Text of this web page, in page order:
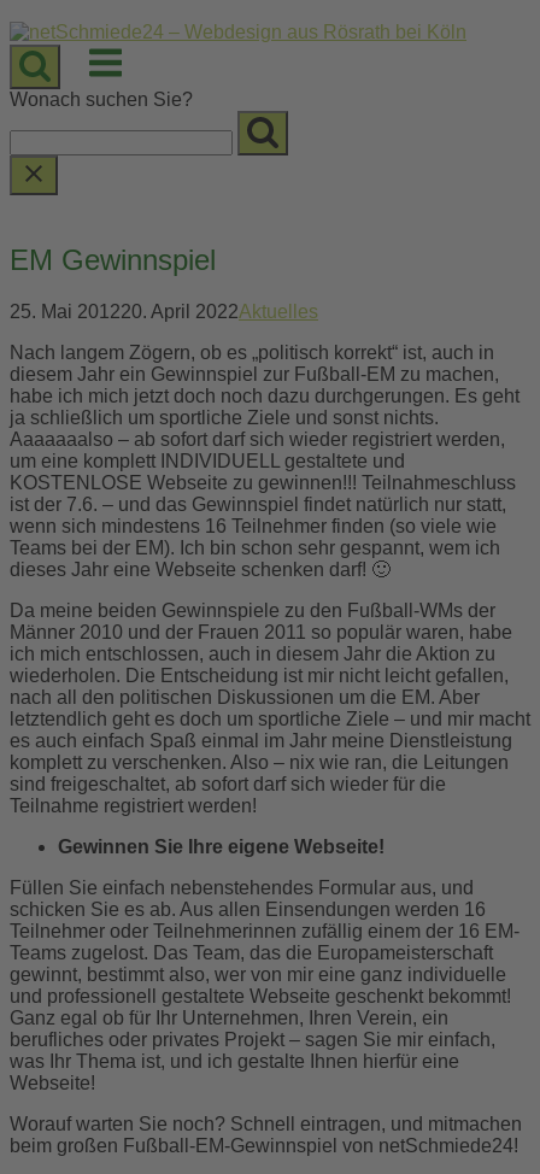
Skip
to
content
Menu
Wonach suchen Sie?
EM Gewinnspiel
25. Mai 201220. April 2022Aktuelles
Nach langem Zögern, ob es „politisch korrekt“ ist, auch in
diesem Jahr ein Gewinnspiel zur Fußball-EM zu machen,
habe ich mich jetzt doch noch dazu durchgerungen. Es geht
ja schließlich um sportliche Ziele und sonst nichts.
Aaaaaaalso – ab sofort darf sich wieder registriert werden,
um eine komplett INDIVIDUELL gestaltete und
KOSTENLOSE Webseite zu gewinnen!!! Teilnahmeschluss
ist der 7.6. – und das Gewinnspiel findet natürlich nur statt,
wenn sich mindestens 16 Teilnehmer finden (so viele wie
Teams bei der EM). Ich bin schon sehr gespannt, wem ich
dieses Jahr eine Webseite schenken darf! 🙂
Da meine beiden Gewinnspiele zu den Fußball-WMs der
Männer 2010 und der Frauen 2011 so populär waren, habe
ich mich entschlossen, auch in diesem Jahr die Aktion zu
wiederholen. Die Entscheidung ist mir nicht leicht gefallen,
nach all den politischen Diskussionen um die EM. Aber
letztendlich geht es doch um sportliche Ziele – und mir macht
es auch einfach Spaß einmal im Jahr meine Dienstleistung
komplett zu verschenken. Also – nix wie ran, die Leitungen
sind freigeschaltet, ab sofort darf sich wieder für die
Teilnahme registriert werden!
Gewinnen Sie Ihre eigene Webseite!
Füllen Sie einfach nebenstehendes Formular aus, und
schicken Sie es ab. Aus allen Einsendungen werden 16
Teilnehmer oder Teilnehmerinnen zufällig einem der 16 EM-
Teams zugelost. Das Team, das die Europameisterschaft
gewinnt, bestimmt also, wer von mir eine ganz individuelle
und professionell gestaltete Webseite geschenkt bekommt!
Ganz egal ob für Ihr Unternehmen, Ihren Verein, ein
berufliches oder privates Projekt – sagen Sie mir einfach,
was Ihr Thema ist, und ich gestalte Ihnen hierfür eine
Webseite!
Worauf warten Sie noch? Schnell eintragen, und mitmachen
beim großen Fußball-EM-Gewinnspiel von netSchmiede24!